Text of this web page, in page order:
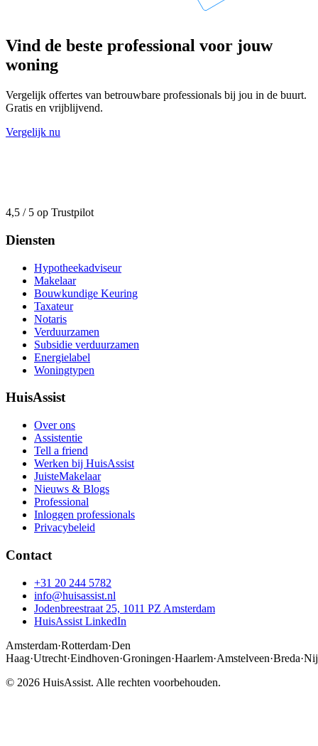
Vind de beste professional voor jouw
woning
Vergelijk offertes van betrouwbare professionals bij jou in de buurt.
Gratis en vrijblijvend.
Vergelijk nu
4,5 / 5 op Trustpilot
Diensten
Hypotheekadviseur
Makelaar
Bouwkundige Keuring
Taxateur
Notaris
Verduurzamen
Subsidie verduurzamen
Energielabel
Woningtypen
HuisAssist
Over ons
Assistentie
Tell a friend
Werken bij HuisAssist
JuisteMakelaar
Nieuws & Blogs
Professional
Inloggen professionals
Privacybeleid
Contact
+31 20 244 5782
info@huisassist.nl
Jodenbreestraat 25, 1011 PZ Amsterdam
HuisAssist LinkedIn
Amsterdam·Rotterdam·Den
Haag·Utrecht·Eindhoven·Groningen·Haarlem·Amstelveen·Breda·
© 2026 HuisAssist. Alle rechten voorbehouden.